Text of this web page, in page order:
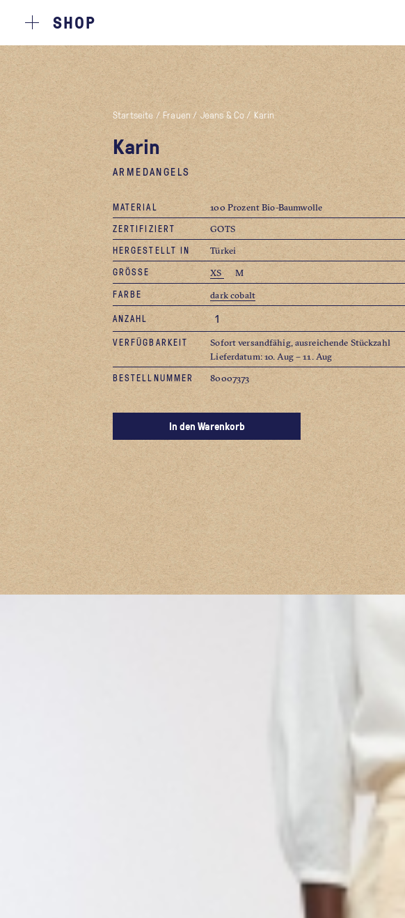
SHOP
Startseite / Frauen / Jeans & Co / Karin
Karin
ARMEDANGELS
MATERIAL 100 Prozent Bio-Baumwolle
ZERTIFIZIERT GOTS
HERGESTELLT IN Türkei
GRÖSSE XS M
FARBE dark cobalt
ANZAHL
VERFÜGBARKEIT
Sofort versandfähig, ausreichende Stückzahl
Lieferdatum: 10. Aug – 11. Aug
BESTELLNUMMER 80007373